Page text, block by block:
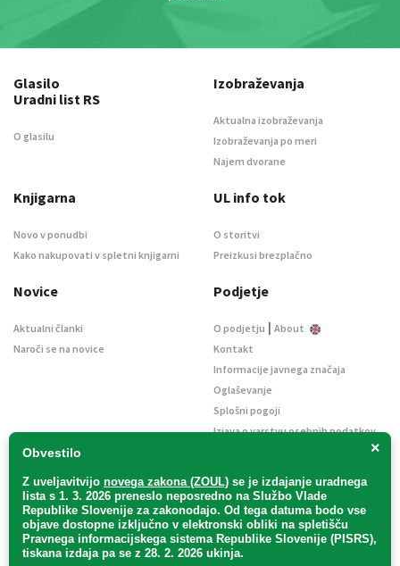
×
Obvestilo
Z uveljavitvijo novega zakona (ZOUL) se je izdajanje uradnega
lista s 1. 3. 2026 preneslo neposredno na Službo Vlade
Republike Slovenije za zakonodajo. Od tega datuma bodo vse
objave dostopne izključno v elektronski obliki na spletišču
Pravnega informacijskega sistema Republike Slovenije (PISRS),
tiskana izdaja pa se z 28. 2. 2026 ukinja.
Glasilo
Uradni list RS
O glasilu
Izobraževanja
Aktualna izobraževanja
Izobraževanja po meri
Najem dvorane
Knjigarna
Novo v ponudbi
Kako nakupovati v spletni knjigarni
UL info tok
O storitvi
Preizkusi brezplačno
Novice
Aktualni članki
Naroči se na novice
Podjetje
O podjetju | About
Kontakt
Informacije javnega značaja
Oglaševanje
Splošni pogoji
Izjava o varstvu osebnih podatkov
Uradni list d. o. o. – v likvidaciji / Vse pravice pridržane.